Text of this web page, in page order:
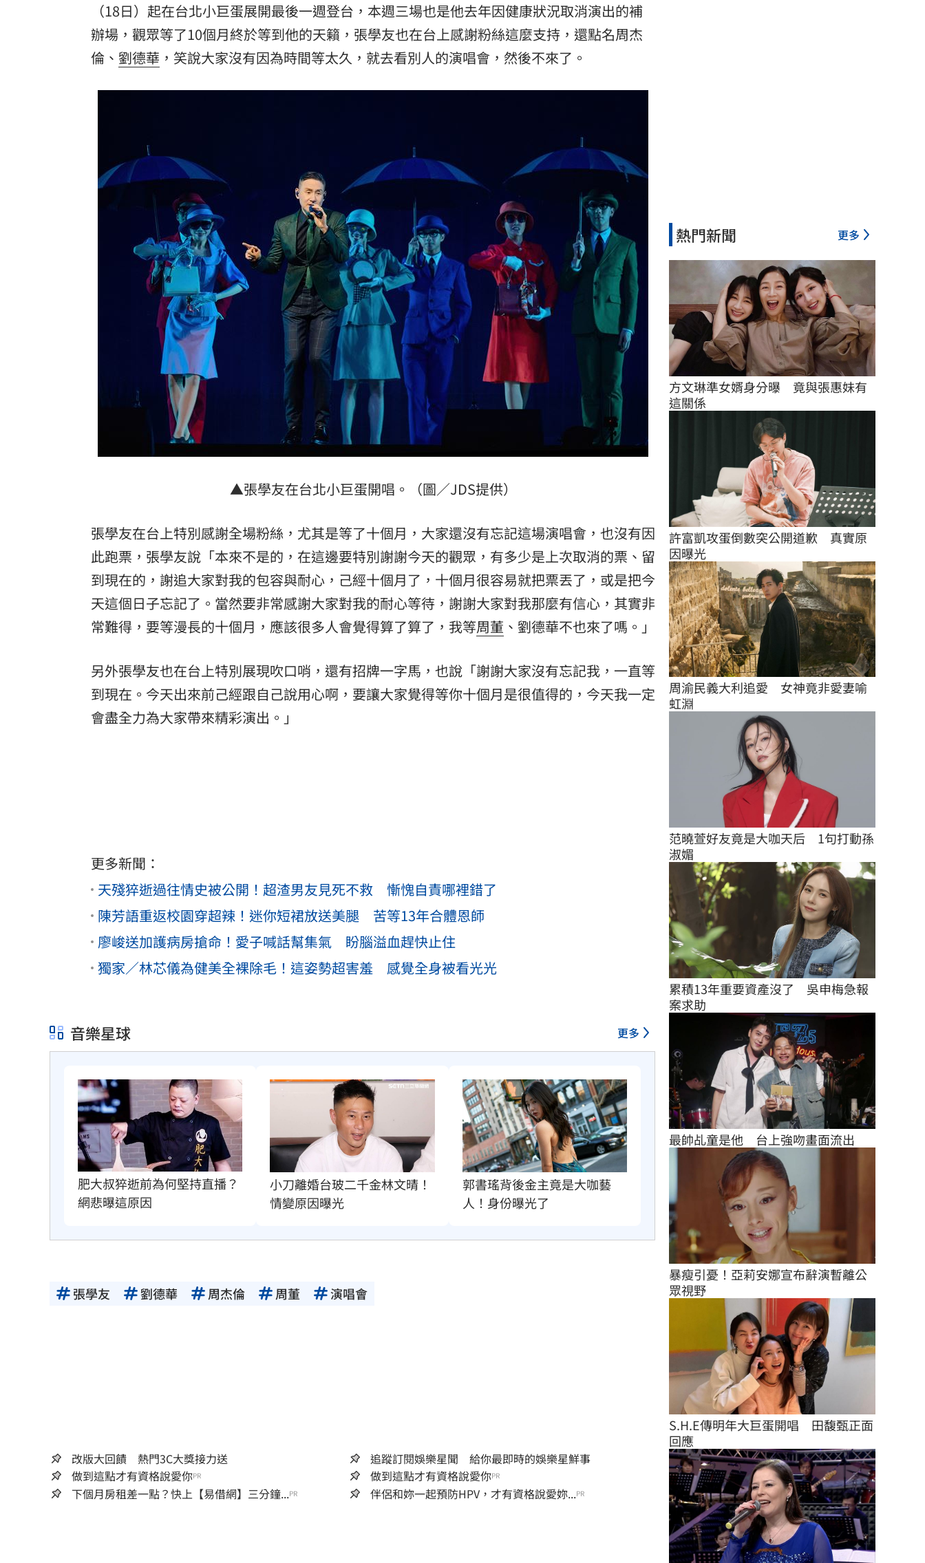
「拍片人的多重宇宙」職涯論壇9/12登場！ 10:30
8國球員齊聚高雄 Formosa 7s掀足球熱潮 10:00
（18日）起在台北小巨蛋展開最後一週登台，本週三場也是他去年因健康狀況取消演出的補
辦場，觀眾等了10個月終於等到他的天籟，張學友也在台上感謝粉絲這麼支持，還點名周杰
倫 、 劉德華 ，笑說大家沒有因為時間等太久，就去看別人的演唱會，然後不來了。
▲張學友在台北小巨蛋開唱。（圖／JDS提供）
張學友在台上特別感謝全場粉絲，尤其是等了十個月，大家還沒有忘記這場演唱會，也沒有因
此跑票，張學友說「本來不是的，在這邊要特別謝謝今天的觀眾，有多少是上次取消的票、留
到現在的，謝追大家對我的包容與耐心，己經十個月了，十個月很容易就把票丟了，或是把今
天這個日子忘記了。當然要非常感謝大家對我的耐心等待，謝謝大家對我那麼有信心，其實非
常難得，要等漫長的十個月，應該很多人會覺得算了算了，我等周董 、劉德華不也來了嗎。」
另外張學友也在台上特別展現吹口哨，還有招牌一字馬，也說「謝謝大家沒有忘記我，一直等
到現在。今天出來前己經跟自己說用心啊，要讓大家覺得等你十個月是很值得的，今天我一定
會盡全力為大家帶來精彩演出。」
更多新聞：
天殘猝逝過往情史被公開！超渣男友見死不救 慚愧自責哪裡錯了
陳芳語重返校園穿超辣！迷你短裙放送美腿 苦等13年合體恩師
廖峻送加護病房搶命！愛子喊話幫集氣 盼腦溢血趕快止住
獨家／林芯儀為健美全裸除毛！這姿勢超害羞 感覺全身被看光光
音樂星球 更多
肥大叔猝逝前為何堅持直播？
網悲曝這原因
小刀離婚台玻二千金林文晴！
情變原因曝光
郭書瑤背後金主竟是大咖藝
人！身份曝光了
張學友 劉德華 周杰倫 周董 演唱會
改版大回饋 熱門3C大獎接力送
追蹤訂閱娛樂星聞 給你最即時的娛樂星鮮事
做到這點才有資格說愛你PR 做到這點才有資格說愛你PR
下個月房租差一點？快上【易借網】三分鐘...PR 伴侶和妳一起預防HPV，才有資格說愛妳...PR
熱門新聞 更多
方文琳準女婿身分曝　竟與張惠妹有
這關係
許富凱攻蛋倒數突公開道歉　真實原
因曝光
周渝民義大利追愛　女神竟非愛妻喻
虹淵
范曉萱好友竟是大咖天后　1句打動孫
淑媚
累積13年重要資產沒了　吳申梅急報
案求助
最帥乩童是他　台上強吻畫面流出
暴瘦引憂！亞莉安娜宣布辭演暫離公
眾視野
S.H.E傳明年大巨蛋開唱　田馥甄正面
回應